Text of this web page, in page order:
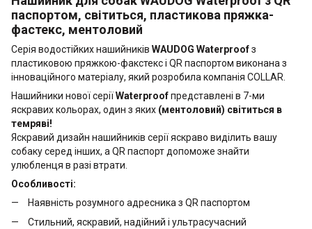
паспортом, світиться, пластикова пряжка-
фастекс, ментоловий
Серія водостійких нашийників WAUDOG Waterproofз
пластиковою пряжкою-факстекс і QR паспортом виконана з
інноваційного матеріалу, який розробила компанія COLLAR.
Нашийники нової серіїWaterproofпредставлені в 7-ми
яскравих кольорах, один з яких (ментоловий) світиться в
темряві!
Яскравий дизайн нашийників серії яскраво виділить вашу
собаку серед інших, а QR паспорт допоможе знайти
улюбленця в разі втрати.
Особливості:
Наявність розумного адресника з QR паспортом
Стильний, яскравий, надійний і ультрасучасний